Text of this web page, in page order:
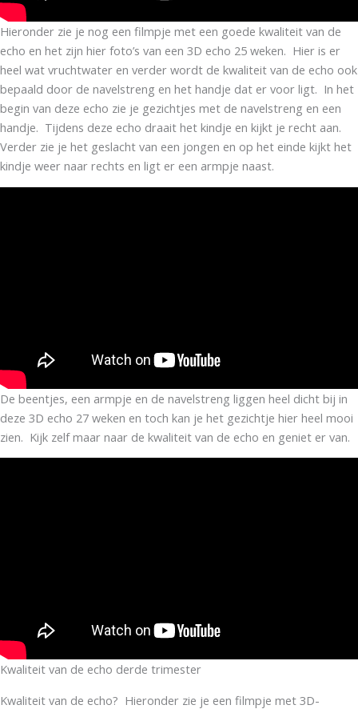
Hieronder zie je nog een filmpje met een goede kwaliteit van de
echo en het zijn hier foto’s van een 3D echo 25 weken. Hier is er
heel wat vruchtwater en verder wordt de kwaliteit van de echo ook
bepaald door de navelstreng en het handje dat er voor ligt. In het
begin van deze echo zie je gezichtjes met de navelstreng en een
handje. Tijdens deze echo draait het kindje en kijkt je recht aan.
Verder zie je het geslacht van een jongen en op het einde kijkt het
kindje weer naar rechts en ligt er een armpje naast.
De beentjes, een armpje en de navelstreng liggen heel dicht bij in
deze 3D echo 27 weken en toch kan je het gezichtje hier heel mooi
zien. Kijk zelf maar naar de kwaliteit van de echo en geniet er van.
Kwaliteit van de echo derde trimester
Kwaliteit van de echo? Hieronder zie je een filmpje met 3D-